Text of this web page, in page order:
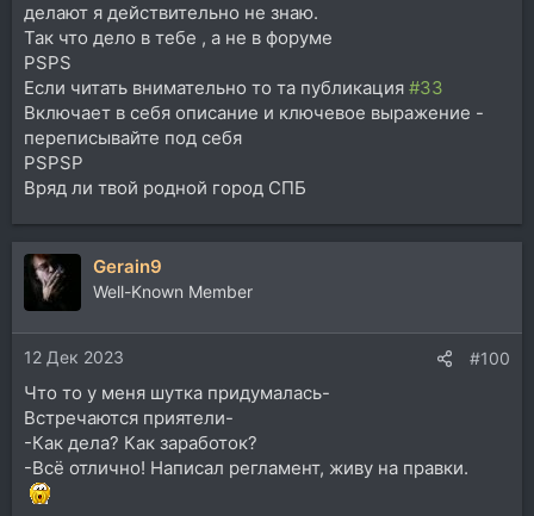
делают я действительно не знаю.
Так что дело в тебе , а не в форуме
PSPS
Если читать внимательно то та публикация #33
Включает в себя описание и ключевое выражение -
переписывайте под себя
PSPSP
Вряд ли твой родной город СПБ
Gerain9
Well-Known Member
12 Дек 2023 #100
Что то у меня шутка придумалась-
Встречаются приятели-
-Как дела? Как заработок?
-Всё отлично! Написал регламент, живу на правки.